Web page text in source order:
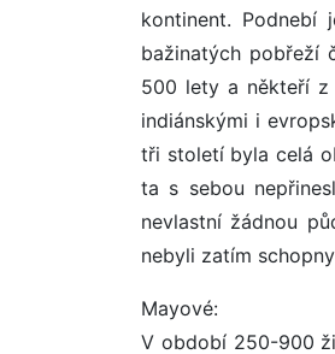
kontinent.
bažinatých pobřeží
500 lety a někteří z
indiánskými i
tři století byla celá
ta s sebou
nevlastní žádnou
nebyli zatím
Mayové:
V období 250-900